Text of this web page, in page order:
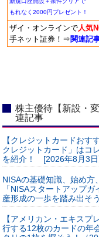
もれなく2000円プレゼント！
ザイ・オンラインで人気
手ネット証券！ ⇒ 関連記
株主優待【新設・
連記事
【クレジットカードお
クレジットカード」はコ
を紹介！ [2026年8月3日
NISAの基礎知識、始め方
「NISAスタートアップ
産形成の一歩を踏み出そ
【アメリカン・エキス
行する12枚のカードの年